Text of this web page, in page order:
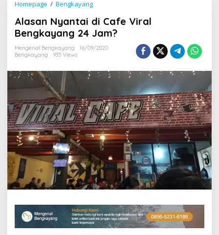
Homepage / Bengkayang
a
s
a
n
a
i
d
i
C
a
f
e
V
i
r
l
B
e
Alasan Nyantai di Cafe Viral
Bengkayang 24 Jam?
Mengenal Bengkayang
16/09/2020
Bengkayang
935 Views